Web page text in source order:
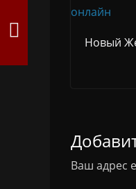
Новый
Ваш адрес